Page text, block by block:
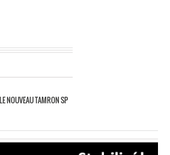
NOUVEAU TAMRON SP